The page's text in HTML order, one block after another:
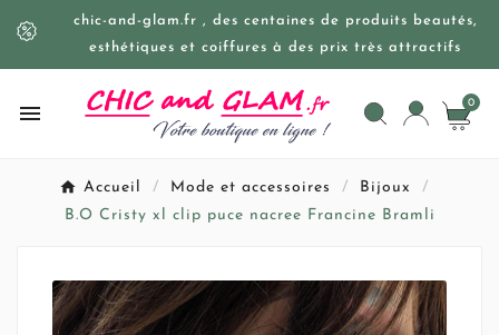
chic-and-glam.fr , des centaines de produits beautés,
esthétiques et coiffures à des prix très attractifs
 0
Accueil Mode et accessoires
Bijoux
B.O Cristy xl clip puce nacree Francine Bramli